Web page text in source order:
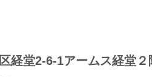
サイトマッ
経堂2-6-1アームス経堂２